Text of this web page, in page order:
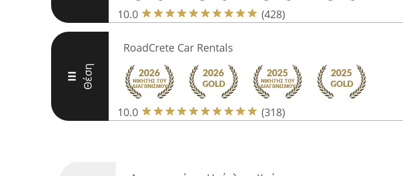
10.0 (428)
III Θέση
RoadCrete Car Rentals
10.0 (318)